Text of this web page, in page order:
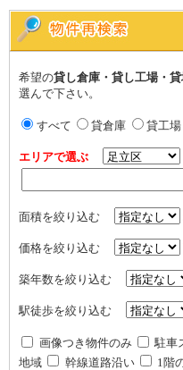
希望の貸し倉庫・貸し工場・
選んで下さい。
すべて 貸倉庫 貸工場
エリアで選ぶ
面積を絞り込む
価格を絞り込む
築年数を絞り込む
駅徒歩を絞り込む
画像つき物件のみ 駐車
地域
幹線道路沿い 1階